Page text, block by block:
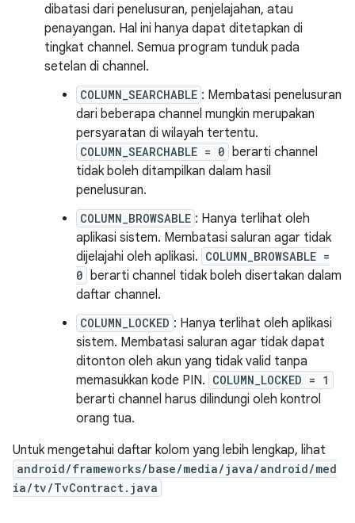
dibatasi dari penelusuran, penjelajahan, atau
penayangan. Hal ini hanya dapat ditetapkan di
tingkat channel. Semua program tunduk pada
setelan di channel.
COLUMN_SEARCHABLE : Membatasi penelusuran
dari beberapa channel mungkin merupakan
persyaratan di wilayah tertentu.
COLUMN_SEARCHABLE = 0 berarti channel
tidak boleh ditampilkan dalam hasil
penelusuran.
COLUMN_BROWSABLE : Hanya terlihat oleh
aplikasi sistem. Membatasi saluran agar tidak
dijelajahi oleh aplikasi. COLUMN_BROWSABLE =
0 berarti channel tidak boleh disertakan dalam
daftar channel.
COLUMN_LOCKED : Hanya terlihat oleh aplikasi
sistem. Membatasi saluran agar tidak dapat
ditonton oleh akun yang tidak valid tanpa
memasukkan kode PIN. COLUMN_LOCKED = 1
berarti channel harus dilindungi oleh kontrol
orang tua.
Untuk mengetahui daftar kolom yang lebih lengkap, lihat
android/frameworks/base/media/java/android/med
ia/tv/TvContract.java